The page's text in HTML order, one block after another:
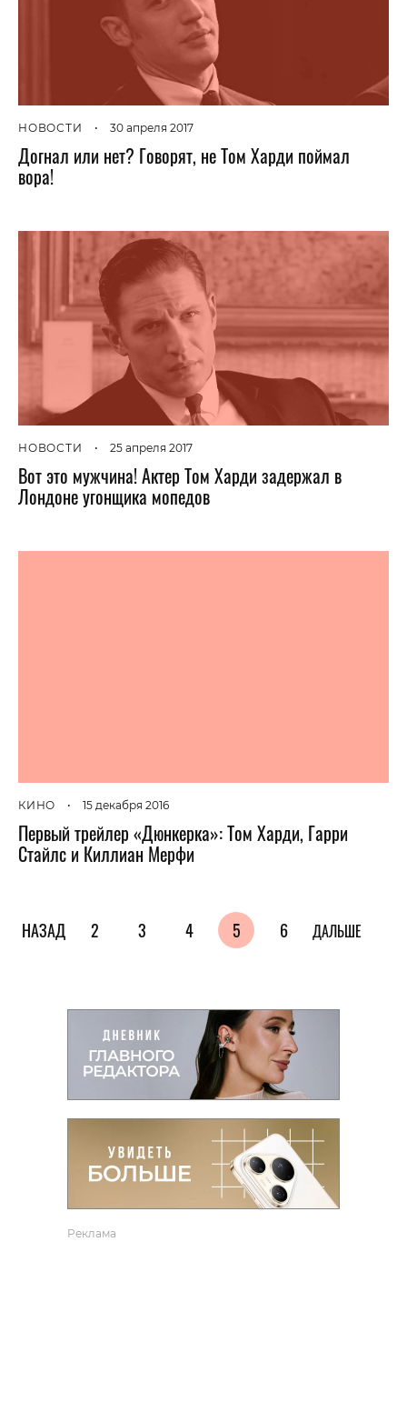
НОВОСТИ • 30 апреля 2017
Догнал или нет? Говорят, не Том Харди поймал
вора!
НОВОСТИ • 25 апреля 2017
Вот это мужчина! Актер Том Харди задержал в
Лондоне угонщика мопедов
КИНО • 15 декабря 2016
Первый трейлер «Дюнкерка»: Том Харди, Гарри
Стайлс и Киллиан Мерфи
НАЗАД 2 3 4 5 6 ДАЛЬШЕ
Реклама